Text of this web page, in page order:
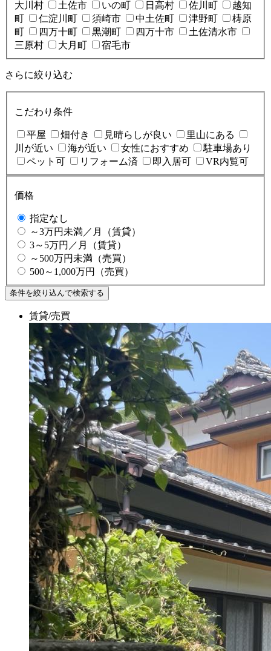
大川村 土佐市 いの町 日高村 佐川町
越知
町
仁淀川町 須崎市 中土佐町 津野町
梼原
町
四万十町 黒潮町 四万十市
土佐清水市
三原村
大月町 宿毛市
さらに絞り込む
こだわり条件
平屋 畑付き 見晴らしが良い
里山にある
川が近い
海が近い 女性におすすめ
駐車場あり
ペット可
リフォーム済 即入居可 VR内覧可
価格
指定なし
～3万円未満／月（賃貸）
3～5万円／月（賃貸）
～500万円未満（売買）
500～1,000万円（売買）
賃貸/売買